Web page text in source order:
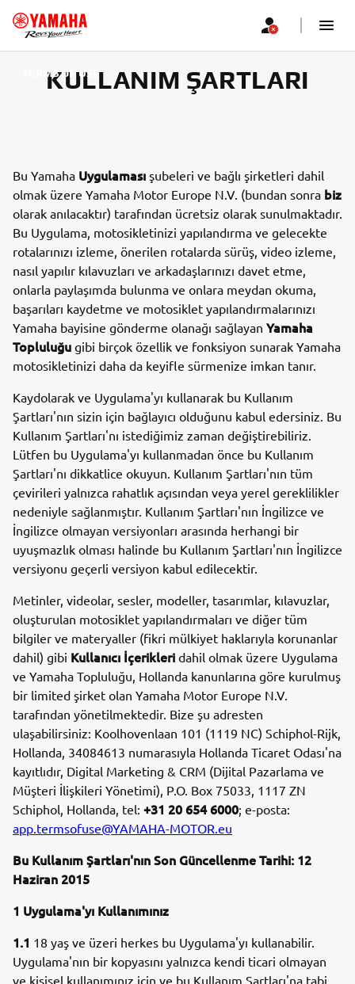
TERMS OF USE
KULLANIM ŞARTLARI
Bu Yamaha Uygulaması şubeleri ve bağlı şirketleri dahil
olmak üzere Yamaha Motor Europe N.V. (bundan sonra biz
olarak anılacaktır) tarafından ücretsiz olarak sunulmaktadır.
Bu Uygulama, motosikletinizi yapılandırma ve gelecekte
rotalarınızı izleme, önerilen rotalarda sürüş, video izleme,
nasıl yapılır kılavuzları ve arkadaşlarınızı davet etme,
onlarla paylaşımda bulunma ve onlara meydan okuma,
başarıları kaydetme ve motosiklet yapılandırmalarınızı
Yamaha bayisine gönderme olanağı sağlayan Yamaha
Topluluğu gibi birçok özellik ve fonksiyon sunarak Yamaha
motosikletinizi daha da keyifle sürmenize imkan tanır.
Kaydolarak ve Uygulama'yı kullanarak bu Kullanım
Şartları'nın sizin için bağlayıcı olduğunu kabul edersiniz. Bu
Kullanım Şartları'nı istediğimiz zaman değiştirebiliriz.
Lütfen bu Uygulama'yı kullanmadan önce bu Kullanım
Şartları'nı dikkatlice okuyun. Kullanım Şartları'nın tüm
çevirileri yalnızca rahatlık açısından veya yerel gereklilikler
nedeniyle sağlanmıştır. Kullanım Şartları'nın İngilizce ve
İngilizce olmayan versiyonları arasında herhangi bir
uyuşmazlık olması halinde bu Kullanım Şartları'nın İngilizce
versiyonu geçerli versiyon kabul edilecektir.
Metinler, videolar, sesler, modeller, tasarımlar, kılavuzlar,
oluşturulan motosiklet yapılandırmaları ve diğer tüm
bilgiler ve materyaller (fikri mülkiyet haklarıyla korunanlar
dahil) gibi Kullanıcı İçerikleri dahil olmak üzere Uygulama
ve Yamaha Topluluğu, Hollanda kanunlarına göre kurulmuş
bir limited şirket olan Yamaha Motor Europe N.V.
tarafından yönetilmektedir. Bize şu adresten
ulaşabilirsiniz: Koolhovenlaan 101 (1119 NC) Schiphol-Rijk,
Hollanda, 34084613 numarasıyla Hollanda Ticaret Odası'na
kayıtlıdır, Digital Marketing & CRM (Dijital Pazarlama ve
Müşteri İlişkileri Yönetimi), P.O. Box 75033, 1117 ZN
Schiphol, Hollanda, tel: +31 20 654 6000; e-posta:
app.termsofuse@YAMAHA-MOTOR.eu
Bu Kullanım Şartları'nın Son Güncellenme Tarihi: 12
Haziran 2015
1 Uygulama'yı Kullanımınız
1.1 18 yaş ve üzeri herkes bu Uygulama'yı kullanabilir.
Uygulama'nın bir kopyasını yalnızca kendi ticari olmayan
ve kişisel kullanımınız için ve bu Kullanım Şartları'na tabi